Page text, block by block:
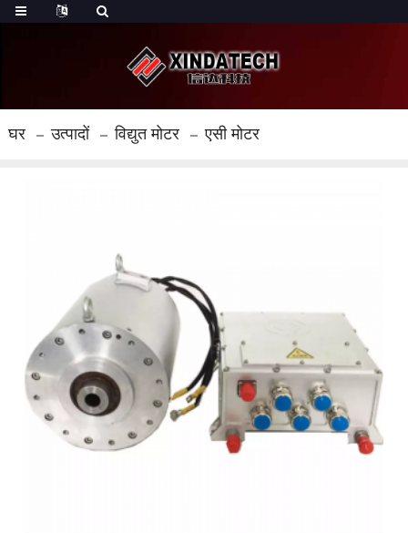
घर उत्पादों विद्युत मोटर एसी मोटर